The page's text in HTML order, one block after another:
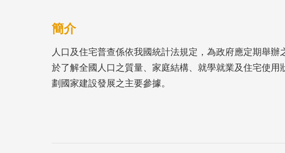
簡介
人口及住宅普查係依我國統計法規定，為政府應定期舉
於了解全國人口之質量、家庭結構、就學就業及住宅使用
劃國家建設發展之主要參據。